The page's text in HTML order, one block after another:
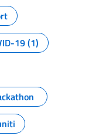
pagina
19 (1)